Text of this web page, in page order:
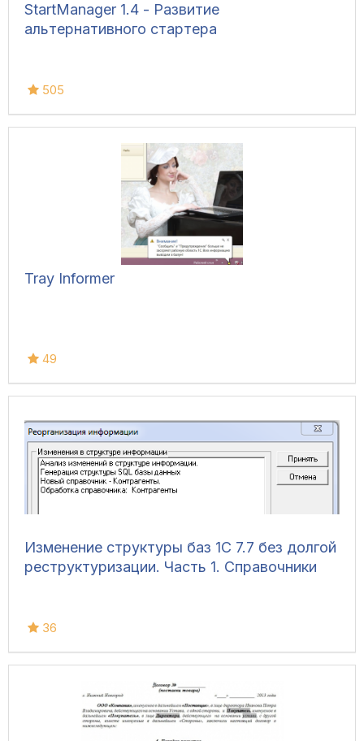
StartManager 1.4 - Развитие
альтернативного стартера
505
Tray Informer
49
Изменение структуры баз 1С 7.7 без долгой
реструктуризации. Часть 1. Справочники
36